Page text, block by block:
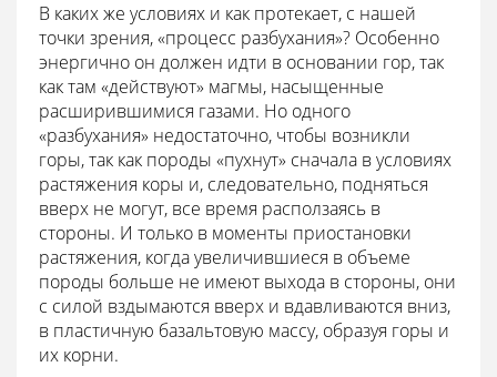
В каких же условиях и как протекает, с нашей
точки зрения, «процесс разбухания»? Особенно
энергично он должен идти в основании гор, так
как там «действуют» магмы, насыщенные
расширившимися газами. Но одного
«разбухания» недостаточно, чтобы возникли
горы, так как породы «пухнут» сначала в условиях
растяжения коры и, следовательно, подняться
вверх не могут, все время расползаясь в
стороны. И только в моменты приостановки
растяжения, когда увеличившиеся в объеме
породы больше не имеют выхода в стороны, они
с силой вздымаются вверх и вдавливаются вниз,
в пластичную базальтовую массу, образуя горы и
их корни.